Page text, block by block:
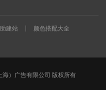
建站
颜色搭配大全
）广告有限公司 版权所有